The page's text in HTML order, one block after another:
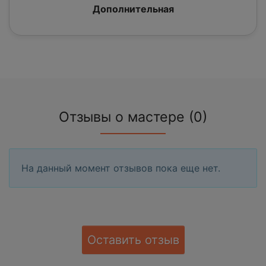
Дополнительная
Отзывы о мастере (0)
На данный момент отзывов пока еще нет.
Оставить отзыв